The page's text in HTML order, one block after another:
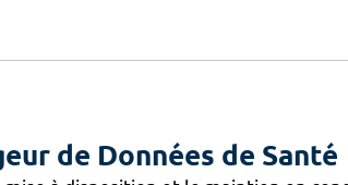
de Données de Santé